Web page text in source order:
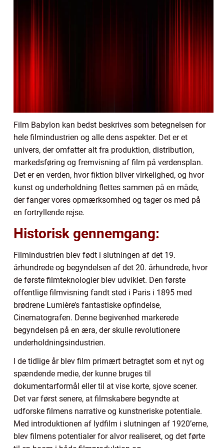
Film Babylon kan bedst beskrives som betegnelsen for
hele filmindustrien og alle dens aspekter. Det er et
univers, der omfatter alt fra produktion, distribution,
markedsføring og fremvisning af film på verdensplan.
Det er en verden, hvor fiktion bliver virkelighed, og hvor
kunst og underholdning flettes sammen på en måde,
der fanger vores opmærksomhed og tager os med på
en fortryllende rejse.
Historisk gennemgang:
Filmindustrien blev født i slutningen af det 19.
århundrede og begyndelsen af det 20. århundrede, hvor
de første filmteknologier blev udviklet. Den første
offentlige filmvisning fandt sted i Paris i 1895 med
brødrene Lumière’s fantastiske opfindelse,
Cinematografen. Denne begivenhed markerede
begyndelsen på en æra, der skulle revolutionere
underholdningsindustrien.
I de tidlige år blev film primært betragtet som et nyt og
spændende medie, der kunne bruges til
dokumentarformål eller til at vise korte, sjove scener.
Det var først senere, at filmskabere begyndte at
udforske filmens narrative og kunstneriske potentiale.
Med introduktionen af lydfilm i slutningen af 1920’erne,
blev filmens potentialer for alvor realiseret, og det førte